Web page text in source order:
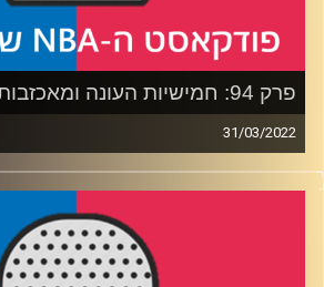
פרק 94: חמישיות העונה ומאכזבות סוף העונה
31/03/2022
פודקאסט האן.בי.איי עם ערן סורוקה,
דוידוביץ' ועידן לוצקי.
רבע 1: בוחרים את חמישיות העונה – מי